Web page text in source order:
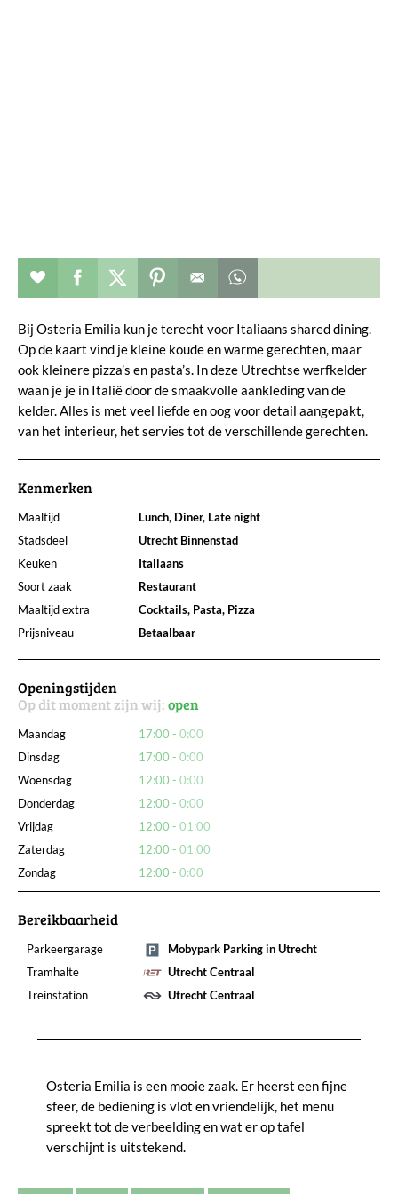
Restaurant toevoegen aan favorieten
Deel dit op facebook
Deel dit op twitter
Deel dit op pinterest
Bij Osteria Emilia kun je terecht voor Italiaans shared dining.
Op de kaart vind je kleine koude en warme gerechten, maar
ook kleinere pizza’s en pasta’s. In deze Utrechtse werfkelder
waan je je in Italië door de smaakvolle aankleding van de
kelder. Alles is met veel liefde en oog voor detail aangepakt,
van het interieur, het servies tot de verschillende gerechten.
Kenmerken
Maaltijd
Lunch, Diner, Late night
Stadsdeel
Utrecht Binnenstad
Keuken
Italiaans
Soort zaak
Restaurant
Maaltijd extra
Cocktails, Pasta, Pizza
Prijsniveau
Betaalbaar
Openingstijden
Op dit moment zijn wij:open
Maandag 17:00
0:00
Dinsdag
17:00
0:00
Woensdag
12:00
0:00
Donderdag
12:00
0:00
Vrijdag
12:00
01:00
Zaterdag
12:00
01:00
Zondag
12:00 0:00
Bereikbaarheid
Parkeergarage
Mobypark Parking in Utrecht
Tramhalte
Utrecht Centraal
Treinstation
Utrecht Centraal
Osteria Emilia is een mooie zaak. Er heerst een fijne
sfeer, de bediening is vlot en vriendelijk, het menu
spreekt tot de verbeelding en wat er op tafel
verschijnt is uitstekend.